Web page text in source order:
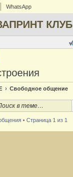
WhatsApp
КЛУБ
Свободное общение
• Страница 1 из 1